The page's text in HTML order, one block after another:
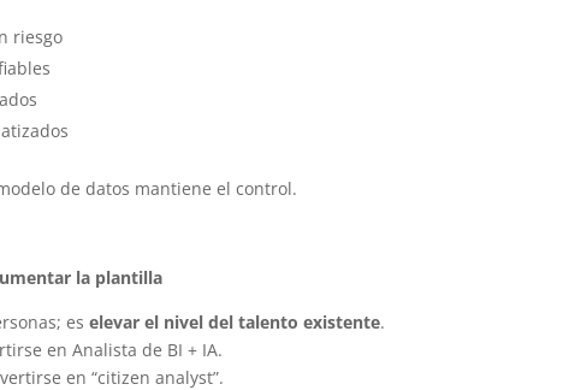
riesgo
de datos mantiene el control.
la plantilla
es elevar el nivel del talento existente.
en Analista de BI + IA.
en “citizen analyst”.